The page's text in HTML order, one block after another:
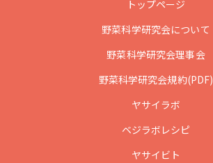
トップページ
野菜科学研究会について
野菜科学研究会理事会
野菜科学研究会規約(PDF)
ヤサイラボ
ベジラボレシピ
ヤサイビト